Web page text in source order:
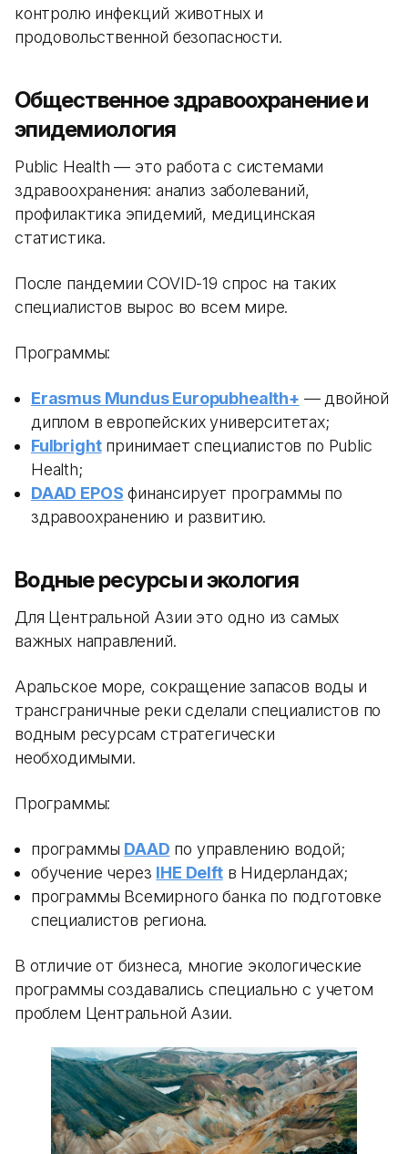
контролю инфекций животных и
продовольственной безопасности.
Общественное здравоохранение и
эпидемиология
Public Health — это работа с системами
здравоохранения: анализ заболеваний,
профилактика эпидемий, медицинская
статистика.
После пандемии COVID-19 спрос на таких
специалистов вырос во всем мире.
Программы:
Erasmus Mundus Europubhealth+ — двойной
диплом в европейских университетах;
Fulbrightпринимает специалистов по Public
Health;
DAAD EPOS финансирует программы по
здравоохранению и развитию.
Водные ресурсы и экология
Для Центральной Азии это одно из самых
важных направлений.
Аральское море, сокращение запасов воды и
трансграничные реки сделали специалистов по
водным ресурсам стратегически
необходимыми.
Программы:
программы DAAD по управлению водой;
обучение через IHE Delftв Нидерландах;
программы Всемирного банка по подготовке
специалистов региона.
В отличие от бизнеса, многие экологические
программы создавались специально с учетом
проблем Центральной Азии.